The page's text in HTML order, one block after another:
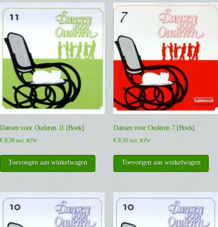
Dansen voor Ouderen 11 [Boek]
€ 9,50 incl. BTW
Toevoegen aan winkelwagen
Dansen voor Ouderen 7 [Boek]
€9,50 incl. BTW
Toevoegen aan winkelwagen